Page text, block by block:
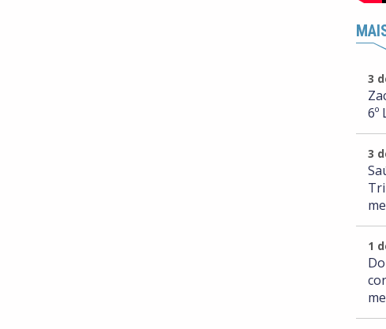
3
6º
3
1